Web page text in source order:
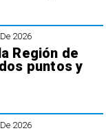
2026
Región de
puntos y
2026